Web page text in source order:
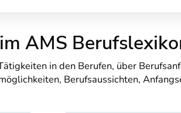
AMS
in den Berufen, über
Berufsaussichten,